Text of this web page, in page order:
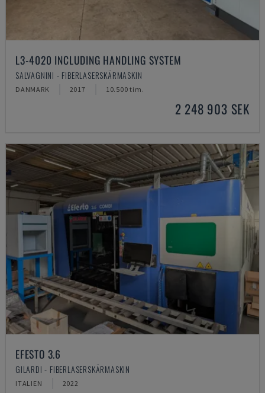
L3-4020 INCLUDING HANDLING SYSTEM
SALVAGNINI - FIBERLASERSKÄRMASKIN
DANMARK 2017 10.500 tim.
2 248 903 SEK
EFESTO 3.6
GILARDI - FIBERLASERSKÄRMASKIN
ITALIEN 2022